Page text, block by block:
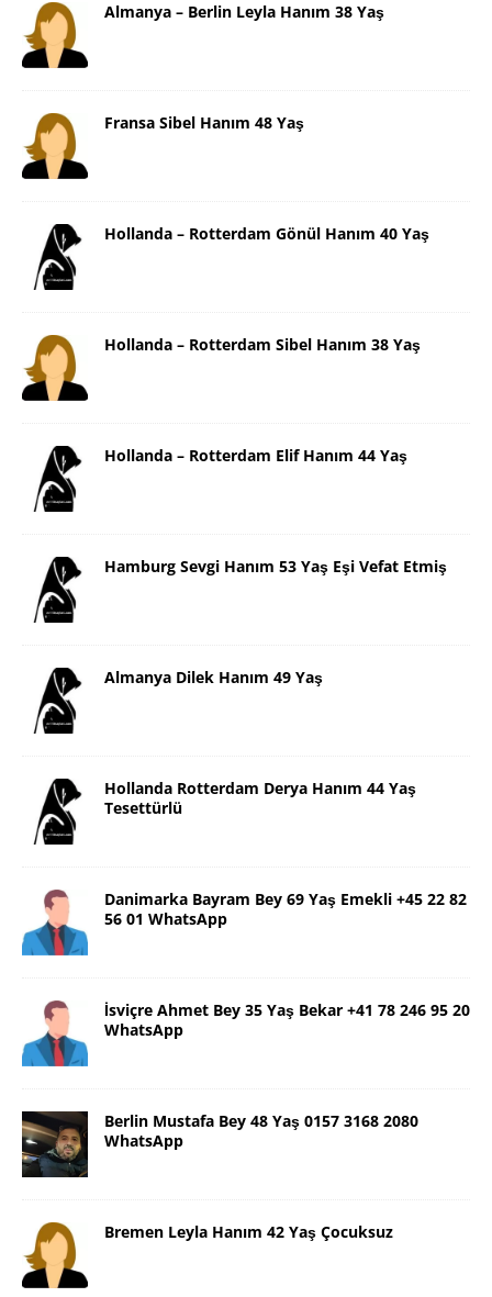
Almanya – Berlin Leyla Hanım 38 Yaş
Fransa Sibel Hanım 48 Yaş
Hollanda – Rotterdam Gönül Hanım 40 Yaş
Hollanda – Rotterdam Sibel Hanım 38 Yaş
Hollanda – Rotterdam Elif Hanım 44 Yaş
Hamburg Sevgi Hanım 53 Yaş Eşi Vefat Etmiş
Almanya Dilek Hanım 49 Yaş
Hollanda Rotterdam Derya Hanım 44 Yaş
Tesettürlü
Danimarka Bayram Bey 69 Yaş Emekli +45 22 82
56 01 WhatsApp
İsviçre Ahmet Bey 35 Yaş Bekar +41 78 246 95 20
WhatsApp
Berlin Mustafa Bey 48 Yaş 0157 3168 2080
WhatsApp
Bremen Leyla Hanım 42 Yaş Çocuksuz